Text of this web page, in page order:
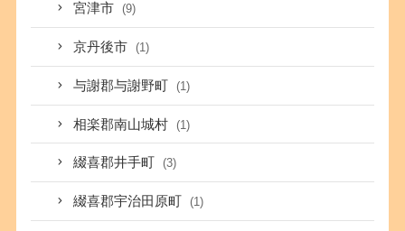
宮津市 (9)
京丹後市 (1)
与謝郡与謝野町 (1)
相楽郡南山城村 (1)
綴喜郡井手町 (3)
綴喜郡宇治田原町 (1)